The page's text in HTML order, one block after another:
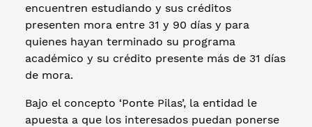
encuentren estudiando y sus créditos
presenten mora entre 31 y 90 días y para
quienes hayan terminado su programa
académico y su crédito presente más de 31 días
de mora.
Bajo el concepto ‘Ponte Pilas’, la entidad le
apuesta a que los interesados puedan ponerse